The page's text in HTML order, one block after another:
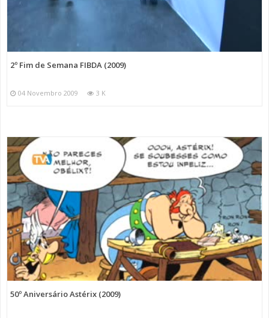
2º Fim de Semana FIBDA (2009)
04 Novembro 2009 3 K
50º Aniversário Astérix (2009)